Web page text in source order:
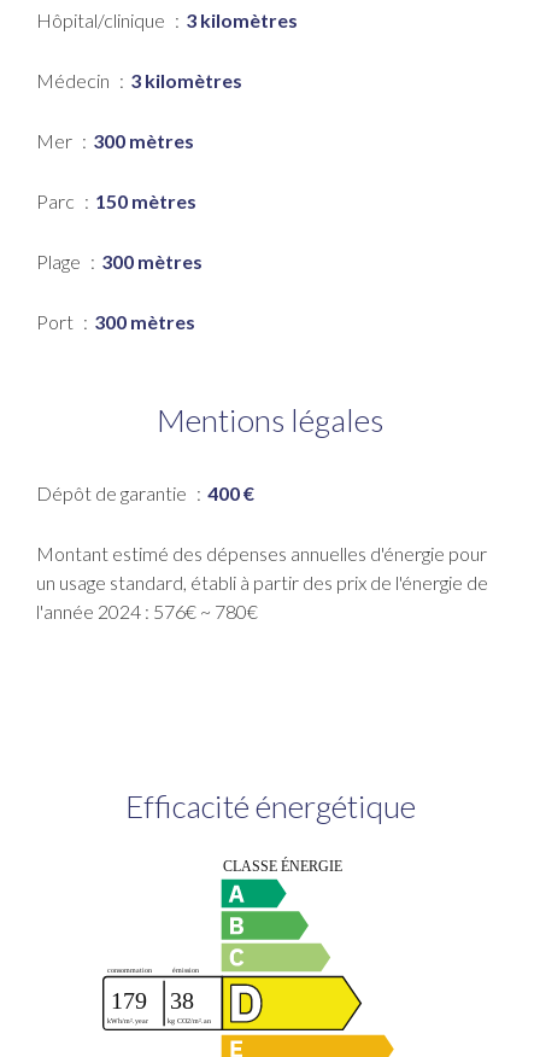
Hôpital/clinique 3 kilomètres
Médecin 3 kilomètres
Mer 300 mètres
Parc 150 mètres
Plage 300 mètres
Port 300 mètres
Mentions légales
Dépôt de garantie 400 €
Montant estimé des dépenses annuelles d'énergie pour
un usage standard, établi à partir des prix de l'énergie de
l'année 2024 : 576€ ~ 780€
Efficacité énergétique